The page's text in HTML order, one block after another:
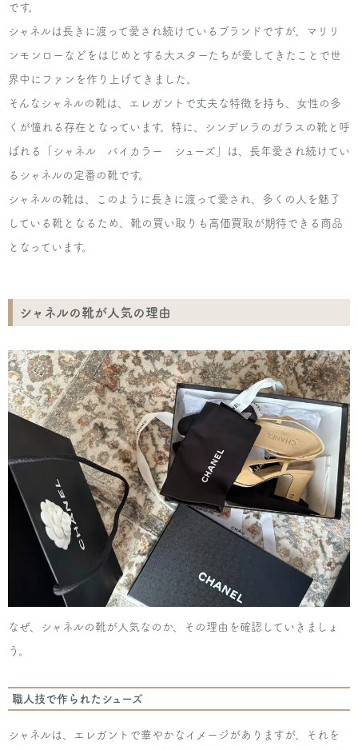
です。
シャネルは長きに渡って愛され続けているブランドですが、マリリ
ンモンローなどをはじめとする大スターたちが愛してきたことで世
界中にファンを作り上げてきました。
そんなシャネルの靴は、エレガントで丈夫な特徴を持ち、女性の多
くが憧れる存在となっています。特に、シンデレラのガラスの靴と呼
ばれる「シャネル バイカラー シューズ」は、長年愛され続けてい
るシャネルの定番の靴です。
シャネルの靴は、このように長きに渡って愛され、多くの人を魅了
している靴となるため、靴の買い取りも高価買取が期待できる商品
となっています。
シャネルの靴が人気の理由
なぜ、シャネルの靴が人気なのか、その理由を確認していきましょ
う。
職人技で作られたシューズ
シャネルは、エレガントで華やかなイメージがありますが、それを